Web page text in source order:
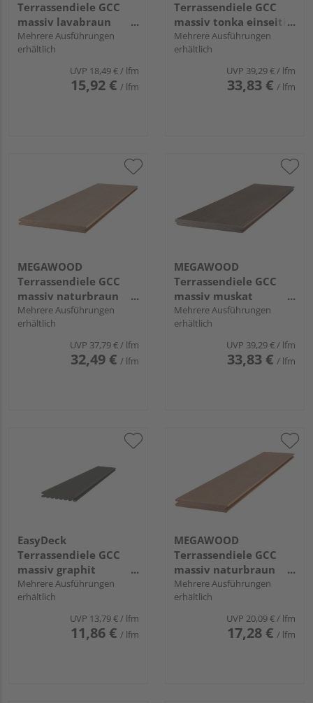
Terrassendiele GCC
massiv lavabraun
einseitig genutet,
einseitig geriffelt,
längsseitige Nut,
CLASSIC - 21 x 145 mm
Mehrere Ausführungen
erhältlich
UVP 18,49 €/ lfm
15,92 € / lfm
Terrassendiele GCC
massiv tonka einseitig
glatt, längsseitige Nut,
SIGNUM - 21 x 242 mm
Mehrere Ausführungen
erhältlich
UVP 39,29 €/ lfm
33,83 € / lfm
MEGAWOOD
Terrassendiele GCC
massiv naturbraun
einseitig gebürstet,
einseitig glatt,
längsseitige Nut,
PREMIUM - 21 x 242
Mehrere Ausführungen
erhältlich
UVP 37,79 € / lfm
32,49 € / lfm
MEGAWOOD
Terrassendiele GCC
massiv muskat
einseitig glatt,
längsseitige Nut,
SIGNUM - 21 x 242 mm
Mehrere Ausführungen
erhältlich
UVP 39,29 € / lfm
33,83 € / lfm
EasyDeck
Terrassendiele GCC
massiv graphit
einseitig genutet,
einseitig geriffelt,
längsseitige Nut,
TREND - 19 x 130 mm
Mehrere Ausführungen
erhältlich
UVP 13,79 €/ lfm
11,86 € / lfm
MEGAWOOD
Terrassendiele GCC
massiv naturbraun
einseitig gebürstet,
einseitig glatt,
längsseitige Nut,
PREMIUM - 21 x 145
Mehrere Ausführungen
erhältlich
UVP 20,09 €/ lfm
17,28 € / lfm